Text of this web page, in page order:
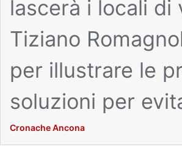
lascerà i locali di
Tiziano
per illustrare le
soluzioni per
Cronache Ancona